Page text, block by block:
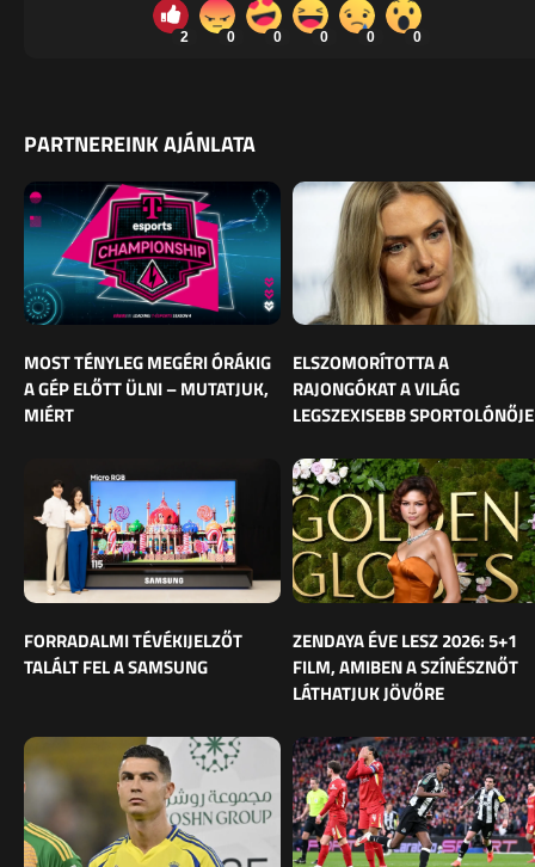
2 0 0 0 0 0
PARTNEREINK AJÁNLATA
MOST TÉNYLEG MEGÉRI ÓRÁKIG
A GÉP ELŐTT ÜLNI – MUTATJUK,
MIÉRT
ELSZOMORÍTOTTA A
RAJONGÓKAT A VILÁG
LEGSZEXISEBB SPORTOLÓNŐJE
FORRADALMI TÉVÉKIJELZŐT
TALÁLT FEL A SAMSUNG
ZENDAYA ÉVE LESZ 2026: 5+1
FILM, AMIBEN A SZÍNÉSZNŐT
LÁTHATJUK JÖVŐRE